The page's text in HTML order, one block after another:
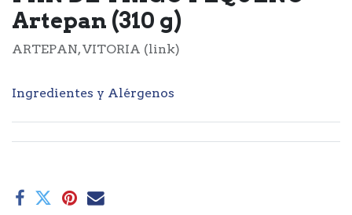
Artepan (310 g)
ARTEPAN, VITORIA (link)
Ingredientes y Alérgenos